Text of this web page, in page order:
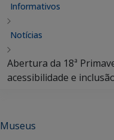
Informativos
Notícias
Abertura da 18ª
acessibilidade e
Museus